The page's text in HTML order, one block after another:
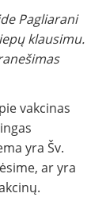
Pagliarani
klausimu.
vakcinas
yra Šv.
ar yra